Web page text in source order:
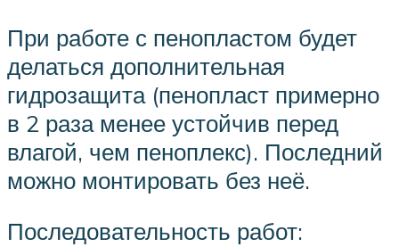
При работе с пенопластом будет
делаться дополнительная
гидрозащита (пенопласт примерно
в 2 раза менее устойчив перед
влагой, чем пеноплекс). Последний
можно монтировать без неё.
Последовательность работ: